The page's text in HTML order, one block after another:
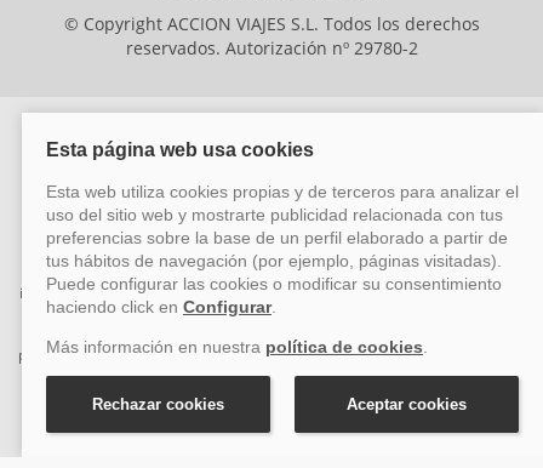
© Copyright ACCION VIAJES S.L. Todos los derechos
reservados. Autorización nº 29780-2
ACCION VIAJES SL ha sido beneficiaria del Fondo Europeo de Desarrollo
Regional (FEDER), cuyo objetivo es mejorar la competitividad de las pymes
mediante el impulso de la innovación, el desarrollo tecnológico, la
investigación de calidad y el uso seguro y fiable del ciberespacio. Gracias a
esta financiación, la empresa ha puesto en marcha un Plan de Acción
promoviendo la innovación y la ciberseguridad. Para ello, ha contado con el
apoyo de los programas Pyme Innova y Pyme Cibersegura de la Cámara
de Comercio de Málaga. #EuropaSeSiente